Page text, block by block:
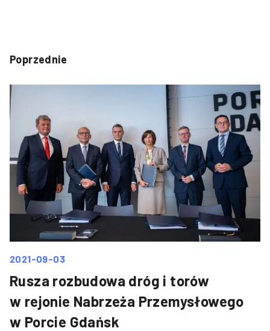
Poprzednie
2021-09-03
Rusza rozbudowa dróg i torów
w rejonie Nabrzeża Przemysłowego
w Porcie Gdańsk